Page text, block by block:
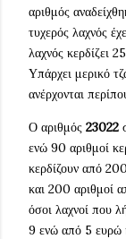
αριθμός
τυχερός λαχνός
λαχνός κερδίζει
Υπάρχει μερικό
ανέρχονται
Ο αριθμός 23022
ενώ 90 αριθμοί
κερδίζουν από
και 200 αριθμοί
όσοι λαχνοί που
9 ενώ από 5 ευρώ